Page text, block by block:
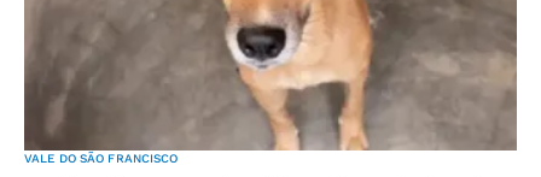
VALE DO SÃO FRANCISCO